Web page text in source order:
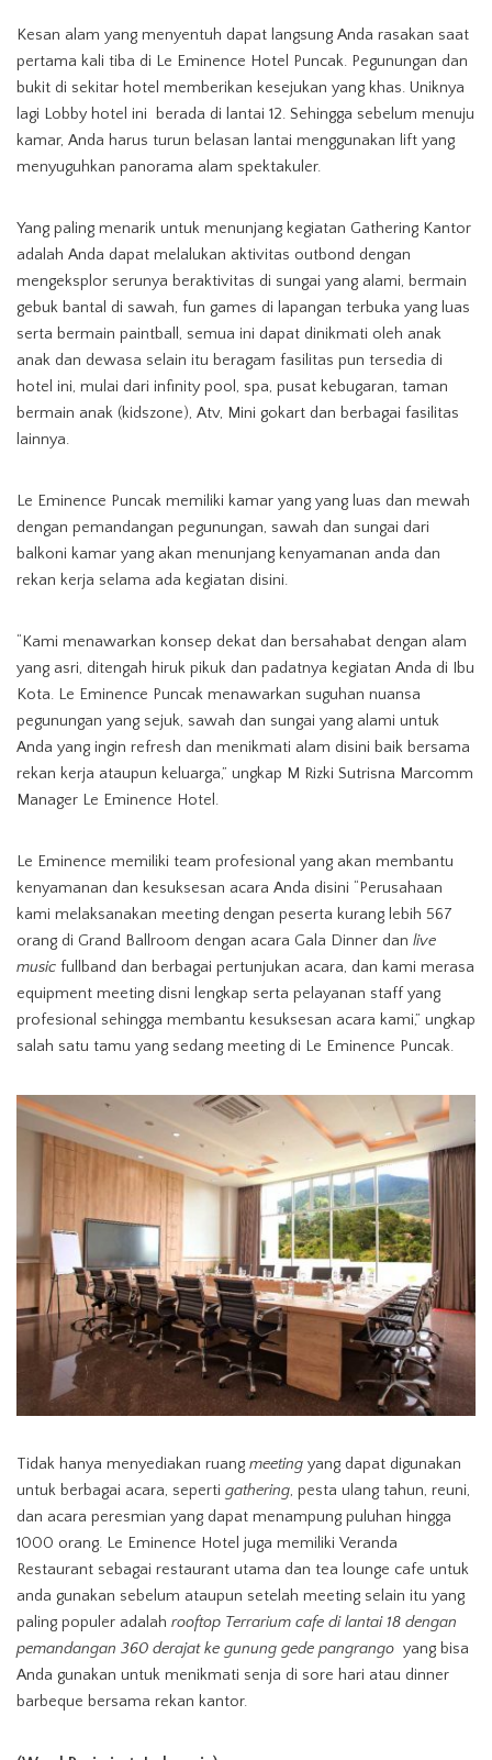
Kesan alam yang menyentuh dapat langsung Anda rasakan saat
pertama kali tiba di Le Eminence Hotel Puncak. Pegunungan dan
bukit di sekitar hotel memberikan kesejukan yang khas. Uniknya
lagi Lobby hotel ini berada di lantai 12. Sehingga sebelum menuju
kamar, Anda harus turun belasan lantai menggunakan lift yang
menyuguhkan panorama alam spektakuler.
Yang paling menarik untuk menunjang kegiatan Gathering Kantor
adalah Anda dapat melalukan aktivitas outbond dengan
mengeksplor serunya beraktivitas di sungai yang alami, bermain
gebuk bantal di sawah, fun games di lapangan terbuka yang luas
serta bermain paintball, semua ini dapat dinikmati oleh anak
anak dan dewasa selain itu beragam fasilitas pun tersedia di
hotel ini, mulai dari infinity pool, spa, pusat kebugaran, taman
bermain anak (kidszone), Atv, Mini gokart dan berbagai fasilitas
lainnya.
Le Eminence Puncak memiliki kamar yang yang luas dan mewah
dengan pemandangan pegunungan, sawah dan sungai dari
balkoni kamar yang akan menunjang kenyamanan anda dan
rekan kerja selama ada kegiatan disini.
“Kami menawarkan konsep dekat dan bersahabat dengan alam
yang asri, ditengah hiruk pikuk dan padatnya kegiatan Anda di Ibu
Kota. Le Eminence Puncak menawarkan suguhan nuansa
pegunungan yang sejuk, sawah dan sungai yang alami untuk
Anda yang ingin refresh dan menikmati alam disini baik bersama
rekan kerja ataupun keluarga,” ungkap M Rizki Sutrisna Marcomm
Manager Le Eminence Hotel.
Le Eminence memiliki team profesional yang akan membantu
kenyamanan dan kesuksesan acara Anda disini “Perusahaan
kami melaksanakan meeting dengan peserta kurang lebih 567
orang di Grand Ballroom dengan acara Gala Dinner dan live
music fullband dan berbagai pertunjukan acara, dan kami merasa
equipment meeting disni lengkap serta pelayanan staff yang
profesional sehingga membantu kesuksesan acara kami,” ungkap
salah satu tamu yang sedang meeting di Le Eminence Puncak.
Tidak hanya menyediakan ruang meeting yang dapat digunakan
untuk berbagai acara, seperti gathering, pesta ulang tahun, reuni,
dan acara peresmian yang dapat menampung puluhan hingga
1000 orang. Le Eminence Hotel juga memiliki Veranda
Restaurant sebagai restaurant utama dan tea lounge cafe untuk
anda gunakan sebelum ataupun setelah meeting selain itu yang
paling populer adalah rooftop Terrarium cafe di lantai 18 dengan
pemandangan 360 derajat ke gunung gede pangrango yang bisa
Anda gunakan untuk menikmati senja di sore hari atau dinner
barbeque bersama rekan kantor.